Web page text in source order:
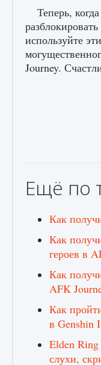
Все новые
9 августа 2024
Теперь,
используйте
Journey.
Ещё по
Как
Как
героев в
Как
AFK
Как
в Genshin
Elden
слухи,